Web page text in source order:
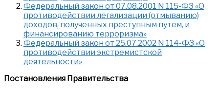
Федеральный закон от 07.08.2001 N 115-ФЗ «О
противодействии легализации (отмыванию)
доходов, полученных преступным путем, и
финансированию терроризма»
Федеральный закон от 25.07.2002 N 114-ФЗ «О
противодействии экстремистской
деятельности»
Постановления Правительства